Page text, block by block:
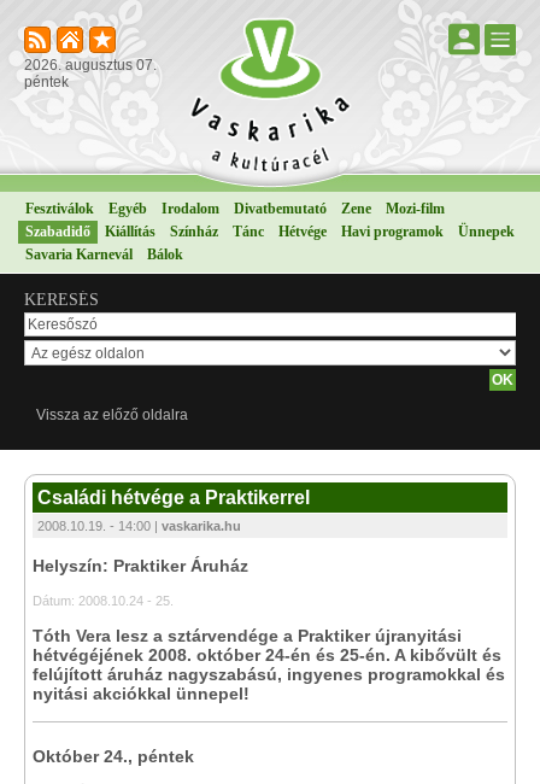
2026. augusztus 07.
péntek
Fesztiválok Egyéb Irodalom Divatbemutató Zene
Mozi-film
Szabadidő
Kiállítás Színház Tánc Hétvége Havi programok
Ünnepek
Savaria Karnevál
Bálok
KERESÉS
Vissza az előző oldalra
Családi hétvége a Praktikerrel
2008.10.19. - 14:00 | vaskarika.hu
Helyszín: Praktiker Áruház
Dátum: 2008.10.24 - 25.
Tóth Vera lesz a sztárvendége a Praktiker újranyitási
hétvégéjének 2008. október 24-én és 25-én. A kibővült és
felújított áruház nagyszabású, ingyenes programokkal és
nyitási akciókkal ünnepel!
Október 24., péntek